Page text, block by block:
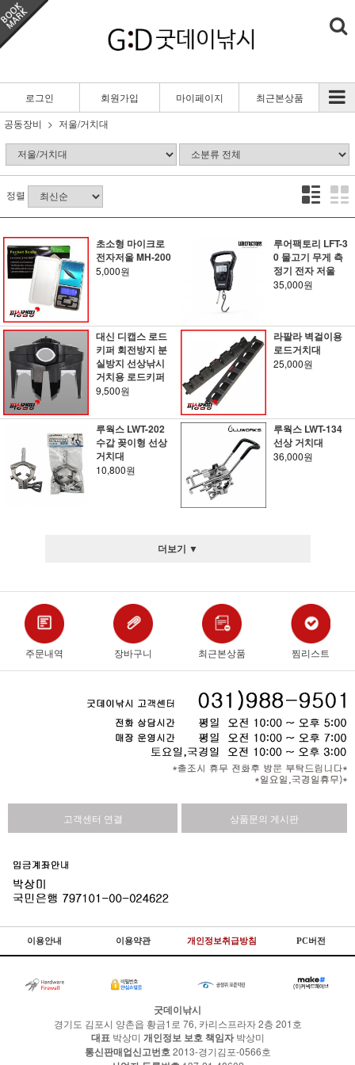
로그인 회원가입 마이페이지
최근본상품
공동장비
저울/거치대
정렬
초소형 마이크로
전자저울 MH-200
5,000원
루어팩토리 LFT-3
0 물고기 무게 측
정기 전자 저울
35,000원
대신 디캡스 로드
키퍼 회전방지 분
실방지 선상낚시
거치용 로드키퍼
9,500원
라팔라 벽걸이용
로드거치대
25,000원
루웍스 LWT-202
수갑 꽂이형 선상
거치대
10,800원
루웍스 LWT-134
선상 거치대
36,000원
더보기 ▼
주문내역 장바구니 최근본상품 찜리스트
고객센터 연결 상품문의 게시판
이용안내 이용약관 개인정보취급방침 PC버전
굿데이낚시
경기도 김포시 양촌읍 황금1로 76, 카리스프라자 2층 201호
대표 박상미 개인정보 보호 책임자박상미
통신판매업신고번호 2013-경기김포-0566호